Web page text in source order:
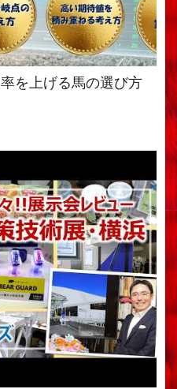
を上げる馬の選び方